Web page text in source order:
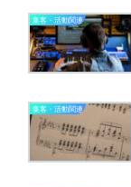
集客・活動関連
集客・活動関連